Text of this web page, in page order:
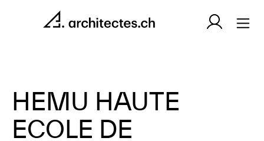
HEMU HAUTE
ECOLE DE